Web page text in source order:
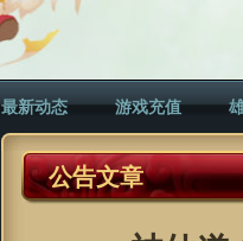
最新动态 游戏充值
公告文章